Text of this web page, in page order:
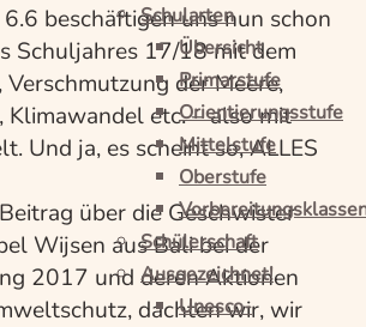
Schularten
Übersicht
Primarstufe
Orientierungsstufe
Mittelstufe
Oberstufe
Schülerschaft
Ausgezeichnet!
Unesco-
beschäftigen uns nun schon
Schuljahres 17/18 mit dem
der Meere,
Klimawandel etc. – also mit
Und ja, es scheint so, ALLES
über die Geschwister
Wijsen aus Bali bei der
2017 und deren Aktionen
dachten wir, wir